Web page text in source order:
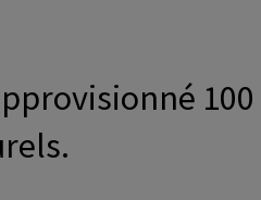
100